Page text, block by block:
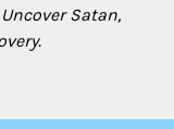
Uncover Satan,